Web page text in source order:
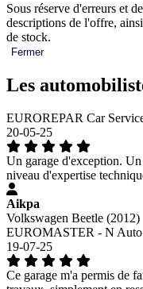
Sous réserve d'erreurs et
descriptions de l'offre,
de stock.
Fermer
Les
EUROREPAR Car
20-05-25
Un garage d'exception.
niveau d'expertise
Aikpa
Volkswagen Beetle (2012)
EUROMASTER - N Auto
19-07-25
Ce garage m'a permis de